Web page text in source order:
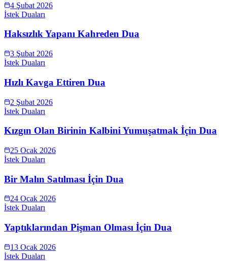
4 Şubat 2026
İstek Duaları
Haksızlık Yapanı Kahreden Dua
3 Şubat 2026
İstek Duaları
Hızlı Kavga Ettiren Dua
2 Şubat 2026
İstek Duaları
Kızgın Olan Birinin Kalbini Yumuşatmak İçin Dua
25 Ocak 2026
İstek Duaları
Bir Malın Satılması İçin Dua
24 Ocak 2026
İstek Duaları
Yaptıklarından Pişman Olması İçin Dua
13 Ocak 2026
İstek Duaları